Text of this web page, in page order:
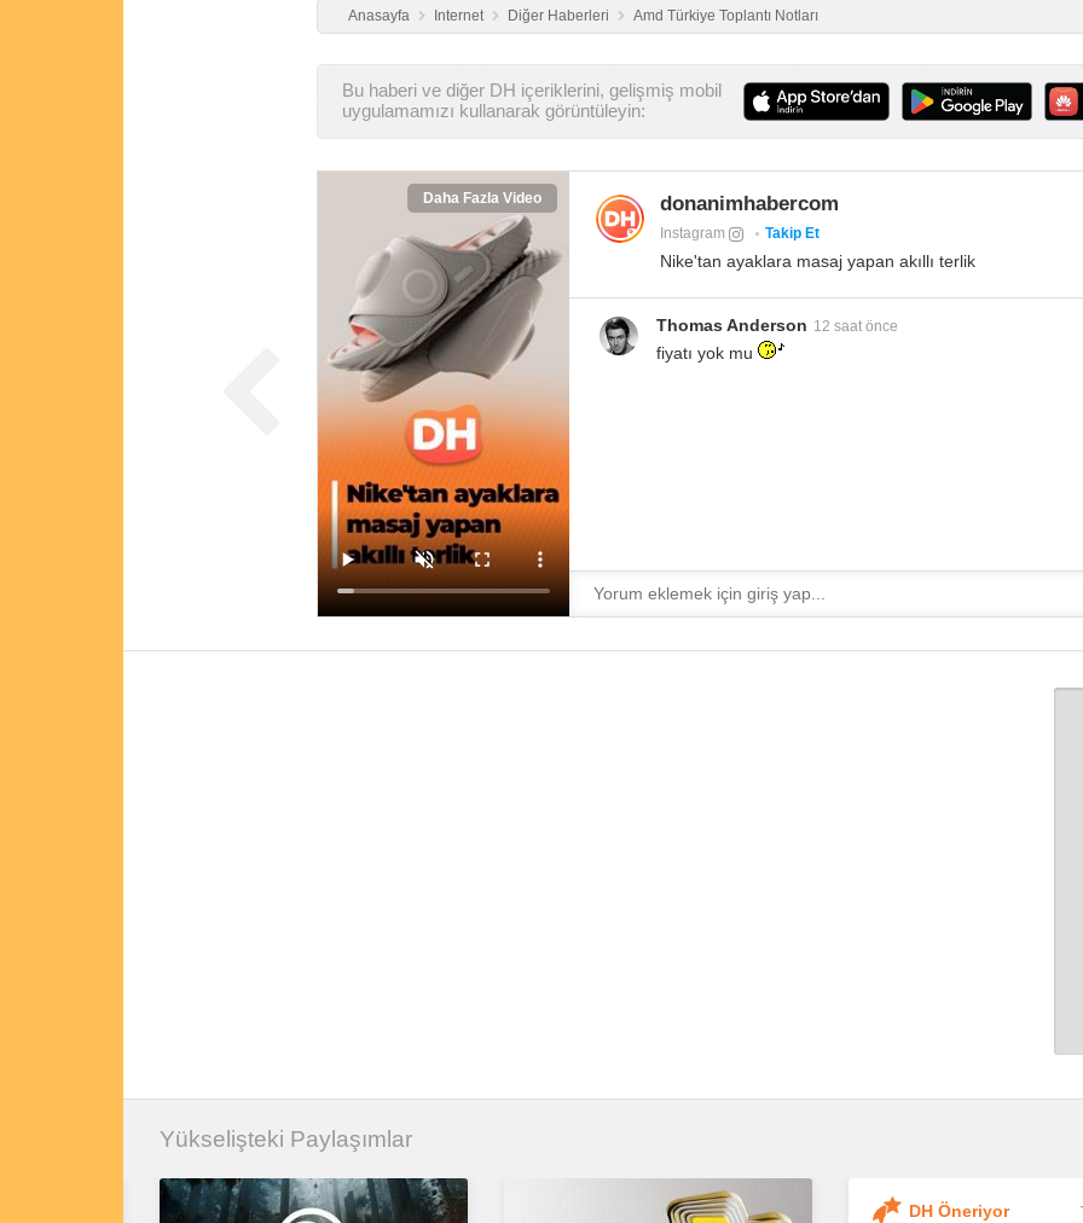
Anasayfa Internet Diğer Haberleri Amd Türkiye Toplantı Notları
Bu haberi ve diğer DH içeriklerini, gelişmiş mobil
uygulamamızı kullanarak görüntüleyin:
Daha Fazla Video donanimhabercom
Instagram Takip Et
Nike'tan ayaklara masaj yapan akıllı terlik
Thomas Anderson 12 saat önce
fiyatı yok mu
Yükselişteki Paylaşımlar
DH Öneriyor